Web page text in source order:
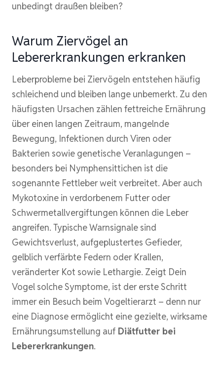
unbedingt draußen bleiben?
Warum Ziervögel an
Lebererkrankungen erkranken
Leberprobleme bei Ziervögeln entstehen häufig
schleichend und bleiben lange unbemerkt. Zu den
häufigsten Ursachen zählen fettreiche Ernährung
über einen langen Zeitraum, mangelnde
Bewegung, Infektionen durch Viren oder
Bakterien sowie genetische Veranlagungen –
besonders bei Nymphensittichen ist die
sogenannte Fettleber weit verbreitet. Aber auch
Mykotoxine in verdorbenem Futter oder
Schwermetallvergiftungen können die Leber
angreifen. Typische Warnsignale sind
Gewichtsverlust, aufgeplustertes Gefieder,
gelblich verfärbte Federn oder Krallen,
veränderter Kot sowie Lethargie. Zeigt Dein
Vogel solche Symptome, ist der erste Schritt
immer ein Besuch beim Vogeltierarzt – denn nur
eine Diagnose ermöglicht eine gezielte, wirksame
Ernährungsumstellung auf Diätfutter bei
Lebererkrankungen.